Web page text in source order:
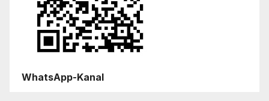
WhatsApp-Kanal